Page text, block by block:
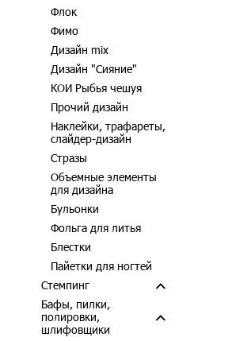
Флок
Фимо
Дизайн mix
Дизайн "Сияние"
КОИ Рыбья чешуя
Прочий дизайн
Наклейки, трафареты,
слайдер-дизайн
Стразы
Объемные элементы
для дизайна
Бульонки
Фольга для литья
Блестки
Пайетки для ногтей
Стемпинг
Бафы, пилки,
полировки,
шлифовщики